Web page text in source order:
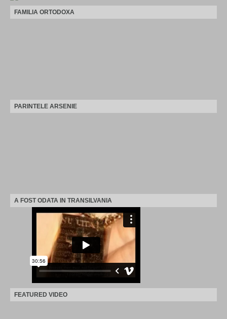
FAMILIA ORTODOXA
PARINTELE ARSENIE
A FOST ODATA IN TRANSILVANIA
FEATURED VIDEO